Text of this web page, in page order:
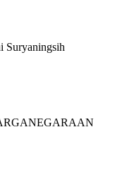
Suryaningsih